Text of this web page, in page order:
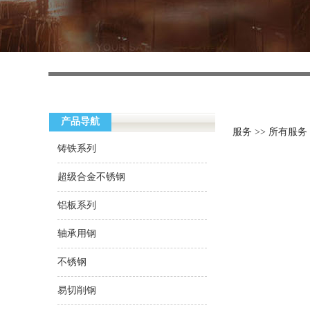
产品导航
铸铁系列
超级合金不锈钢
铝板系列
轴承用钢
不锈钢
易切削钢
服务 >> 所有服务